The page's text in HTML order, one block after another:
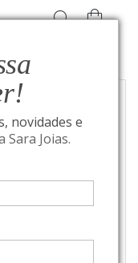
novidades e
Sara Joias.